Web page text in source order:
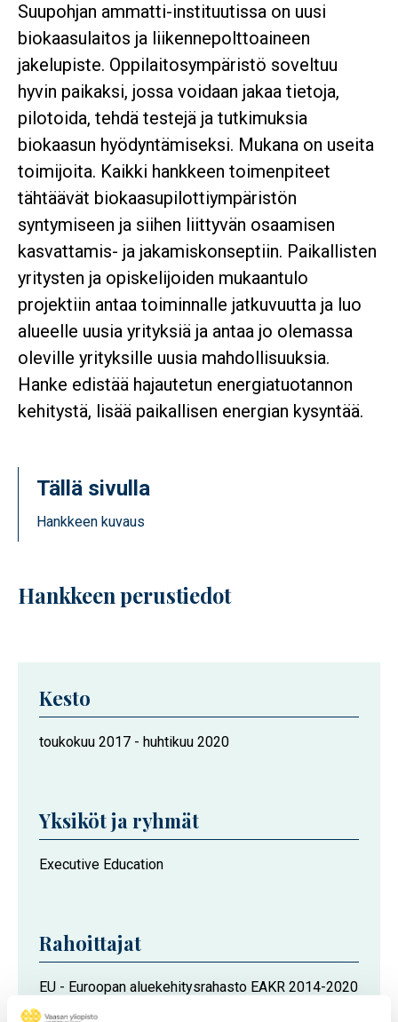
Suupohjan ammatti-instituutissa on uusi
biokaasulaitos ja liikennepolttoaineen
jakelupiste. Oppilaitosympäristö soveltuu
hyvin paikaksi, jossa voidaan jakaa tietoja,
pilotoida, tehdä testejä ja tutkimuksia
biokaasun hyödyntämiseksi. Mukana on useita
toimijoita. Kaikki hankkeen toimenpiteet
tähtäävät biokaasupilottiympäristön
syntymiseen ja siihen liittyvän osaamisen
kasvattamis- ja jakamiskonseptiin. Paikallisten
yritysten ja opiskelijoiden mukaantulo
projektiin antaa toiminnalle jatkuvuutta ja luo
alueelle uusia yrityksiä ja antaa jo olemassa
oleville yrityksille uusia mahdollisuuksia.
Hanke edistää hajautetun energiatuotannon
kehitystä, lisää paikallisen energian kysyntää.
Tällä sivulla
Hankkeen kuvaus
Hankkeen perustiedot
Kesto
Hankkeen
toukokuu 2017 - huhtikuu 2020
Yksiköt ja ryhmät
Hankkeeseen
toimijat
Executive Education
Rahoittajat
EU - Euroopan aluekehitysrahasto EAKR 2014-2020